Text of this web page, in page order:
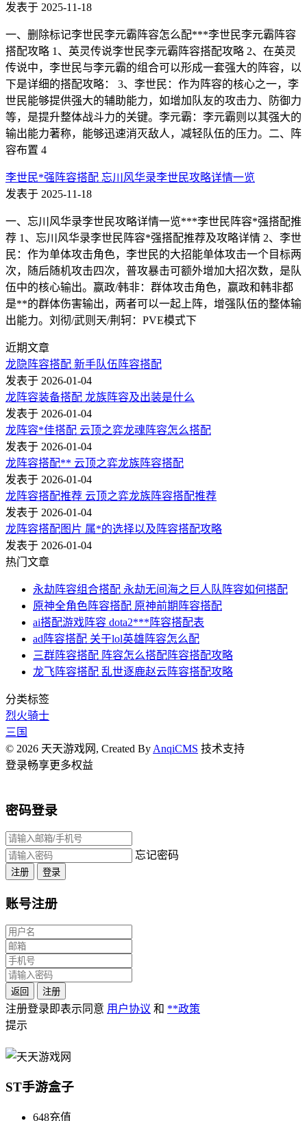
发表于 2025-11-18
一、删除标记李世民李元霸阵容怎么配***李世民李元霸阵容
搭配攻略 1、英灵传说李世民李元霸阵容搭配攻略 2、在英灵
传说中，李世民与李元霸的组合可以形成一套强大的阵容，以
下是详细的搭配攻略： 3、李世民：作为阵容的核心之一，李
世民能够提供强大的辅助能力，如增加队友的攻击力、防御力
等，是提升整体战斗力的关键。李元霸：李元霸则以其强大的
输出能力著称，能够迅速消灭敌人，减轻队伍的压力。二、阵
容布置 4
李世民*强阵容搭配 忘川风华录李世民攻略详情一览
发表于 2025-11-18
一、忘川风华录李世民攻略详情一览***李世民阵容*强搭配推
荐 1、忘川风华录李世民阵容*强搭配推荐及攻略详情 2、李世
民：作为单体攻击角色，李世民的大招能单体攻击一个目标两
次，随后随机攻击四次，普攻暴击可额外增加大招次数，是队
伍中的核心输出。嬴政/韩非：群体攻击角色，嬴政和韩非都
是**的群体伤害输出，两者可以一起上阵，增强队伍的整体输
出能力。刘彻/武则天/荆轲：PVE模式下
近期文章
龙隐阵容搭配 新手队伍阵容搭配
发表于 2026-01-04
龙阵容装备搭配 龙族阵容及出装是什么
发表于 2026-01-04
龙阵容*佳搭配 云顶之弈龙魂阵容怎么搭配
发表于 2026-01-04
龙阵容搭配** 云顶之弈龙族阵容搭配
发表于 2026-01-04
龙阵容搭配推荐 云顶之弈龙族阵容搭配推荐
发表于 2026-01-04
龙阵容搭配图片 属*的选择以及阵容搭配攻略
发表于 2026-01-04
热门文章
永劫阵容组合搭配 永劫无间海之巨人队阵容如何搭配
原神全角色阵容搭配 原神前期阵容搭配
ai搭配游戏阵容 dota2***阵容搭配表
ad阵容搭配 关于lol英雄阵容怎么配
三群阵容搭配 阵容怎么搭配阵容搭配攻略
龙飞阵容搭配 乱世逐鹿赵云阵容搭配攻略
分类标签
烈火骑士
三国
© 2026 天天游戏网, Created By AnqiCMS 技术支持
登录畅享更多权益
密码登录
忘记密码
注册 登录
账号注册
返回 注册
注册登录即表示同意 用户协议 和 **政策
提示
ST手游盒子
648充值